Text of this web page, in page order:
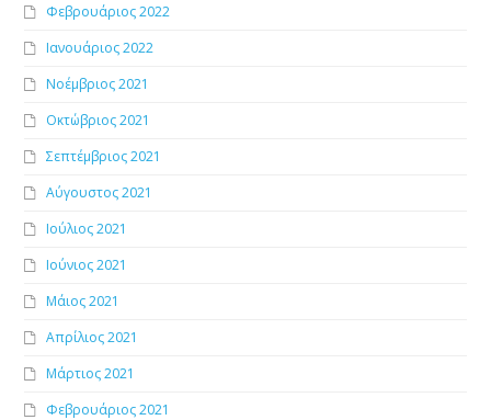
Φεβρουάριος 2022
Ιανουάριος 2022
Νοέμβριος 2021
Οκτώβριος 2021
Σεπτέμβριος 2021
Αύγουστος 2021
Ιούλιος 2021
Ιούνιος 2021
Μάιος 2021
Απρίλιος 2021
Μάρτιος 2021
Φεβρουάριος 2021